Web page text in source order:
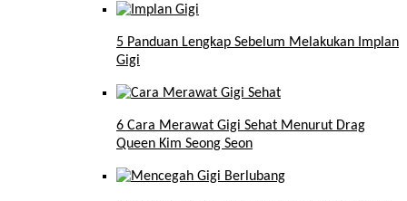
5 Panduan Lengkap Sebelum Melakukan Implan
Gigi
6 Cara Merawat Gigi Sehat Menurut Drag
Queen Kim Seong Seon